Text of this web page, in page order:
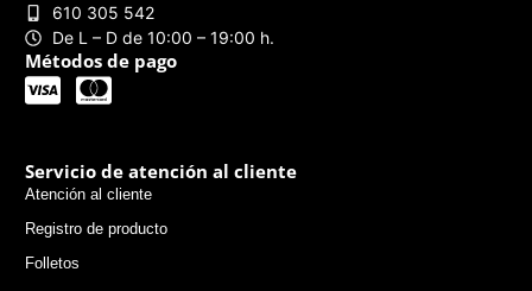
610 305 542
De L – D de 10:00 – 19:00 h.
Métodos de pago
Servicio de atención al cliente
Atención al cliente
Registro de producto
Folletos